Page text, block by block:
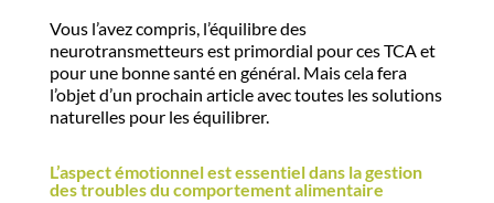
Vous l’avez compris, l’équilibre des
neurotransmetteurs est primordial pour ces TCA et
pour une bonne santé en général. Mais cela fera
l’objet d’un prochain article avec toutes les solutions
naturelles pour les équilibrer.
L’aspect émotionnel est essentiel dans la gestion
des troubles du comportement alimentaire